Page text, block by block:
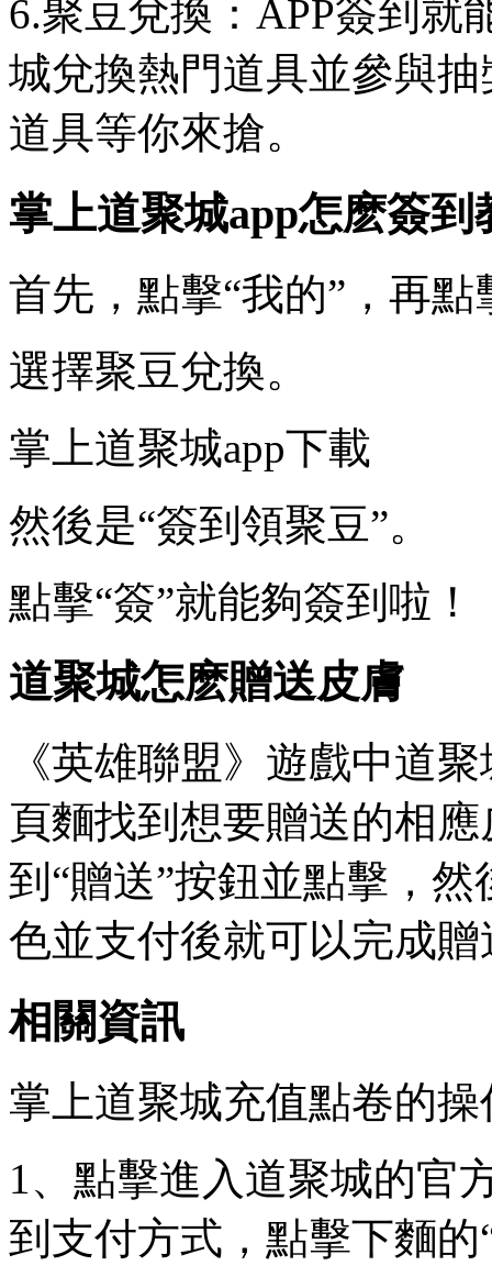
6.聚豆兌換：APP簽到就
城兌換熱門道具並參與
道具等你來搶。
掌上道聚城app怎麽簽到
首先，點擊“我的”，再點
選擇聚豆兌換。
掌上道聚城app下載
然後是“簽到領聚豆”。
點擊“簽”就能夠簽到啦！
道聚城怎麽贈送皮膚
《英雄聯盟》遊戲中道
頁麵找到想要贈送的相
到“贈送”按鈕並點擊，
色並支付後就可以完成贈
相關資訊
掌上道聚城充值點卷的操
1、點擊進入道聚城的官
到支付方式，點擊下麵的